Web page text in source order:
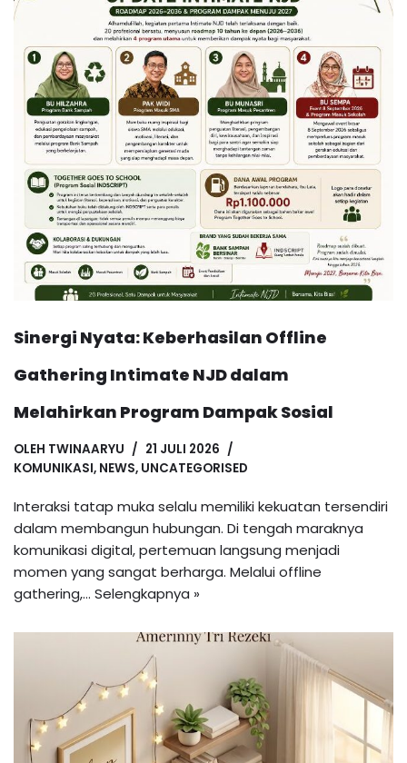
Sinergi Nyata: Keberhasilan Offline
Gathering Intimate NJD dalam
Melahirkan Program Dampak Sosial
OLEH TWINAARYU
21 JULI 2026
KOMUNIKASI, NEWS, UNCATEGORISED
Interaksi tatap muka selalu memiliki kekuatan tersendiri
dalam membangun hubungan. Di tengah maraknya
komunikasi digital, pertemuan langsung menjadi
momen yang sangat berharga. Melalui offline
gathering,… Selengkapnya »